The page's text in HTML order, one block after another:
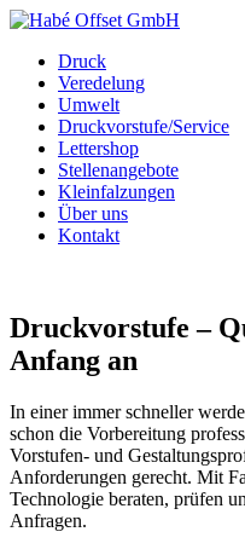
Druck
Veredelung
Umwelt
Druckvorstufe/Service
Lettershop
Stellenangebote
Kleinfalzungen
Über uns
Kontakt
Druckvorstufe –
Anfang an
In einer immer schneller
schon die Vorbereitung
Vorstufen- und
Anforderungen gerecht. Mit
Technologie beraten, prüfen
Anfragen.